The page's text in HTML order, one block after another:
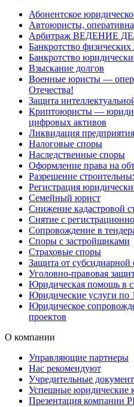
Абонентское
Автоюристы,
Арбитраж ВЕДЕНИЕ
Банкротство физических
Банкротство
Взыскание долгов
Военные юристы —
Отечества!
Защита
Криптоюристы —
цифровых активов
Ликвидация
Налоговые споры
Наследственные споры
Оформление права на
Разрешение
Регистрация
Семейный юрист
Снижение кадастровой
Снятие с
Сопровождение в
Споры с застройщиками
Страховые споры
Защита от субсидиарной
Уголовно-правовая
Юридическая помощь в
Юридические услуги по
Юридическое
проектов
О компании
Управляющие партнеры
Нас рекомендуют
Учредительные
Успешные юридические
Презентация компании